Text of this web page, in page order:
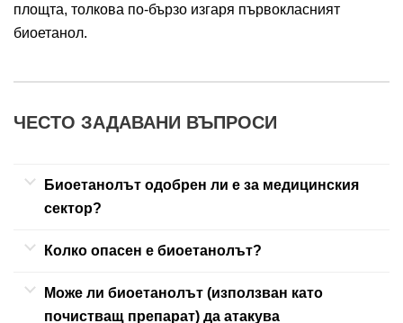
площта, толкова по-бързо изгаря първокласният
биоетанол.
ЧЕСТО ЗАДАВАНИ ВЪПРОСИ
Биоетанолът одобрен ли е за медицинския
сектор?
Колко опасен е биоетанолът?
Може ли биоетанолът (използван като
почистващ препарат) да атакува